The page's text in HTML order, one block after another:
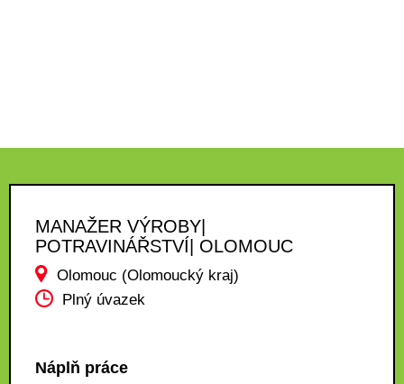
MANAŽER VÝROBY|
POTRAVINÁŘSTVÍ| OLOMOUC
Olomouc (Olomoucký kraj)
Plný úvazek
Náplň práce